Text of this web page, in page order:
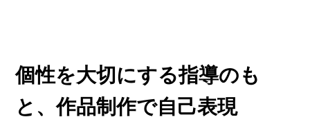
個性を大切にする指導のも
と、作品制作で自己表現